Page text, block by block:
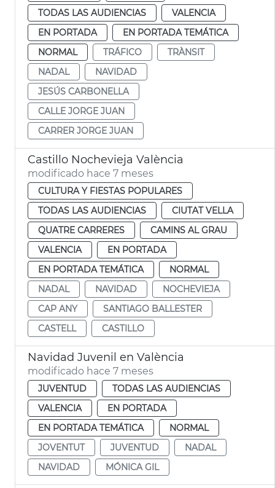
TODAS LAS AUDIENCIAS
VALENCIA
EN PORTADA
EN PORTADA TEMÁTICA
NORMAL
TRÁFICO
TRÀNSIT
NADAL
NAVIDAD
JESÚS CARBONELLA
CALLE JORGE JUAN
CARRER JORGE JUAN
Castillo Nochevieja València
modificado hace 7 meses
CULTURA Y FIESTAS POPULARES
TODAS LAS AUDIENCIAS
CIUTAT VELLA
QUATRE CARRERES
CAMINS AL GRAU
VALENCIA
EN PORTADA
EN PORTADA TEMÁTICA
NORMAL
NADAL
NAVIDAD
NOCHEVIEJA
CAP ANY
SANTIAGO BALLESTER
CASTELL
CASTILLO
Navidad Juvenil en València
modificado hace 7 meses
JUVENTUD
TODAS LAS AUDIENCIAS
VALENCIA
EN PORTADA
EN PORTADA TEMÁTICA
NORMAL
JOVENTUT
JUVENTUD
NADAL
NAVIDAD
MÓNICA GIL